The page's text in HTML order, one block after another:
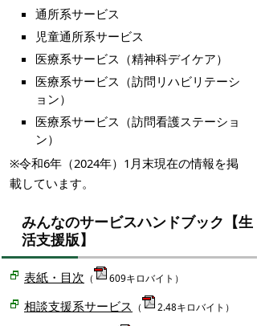
通所系サービス
児童通所系サービス
医療系サービス（精神科デイケア）
医療系サービス（訪問リハビリテーシ
ョン）
医療系サービス（訪問看護ステーショ
ン）
※令和6年（2024年）1月末現在の情報を掲
載しています。
みんなのサービスハンドブック【生
活支援版】
表紙・目次 （ 609キロバイト）
相談支援系サービス （ 2.48キロバイト）